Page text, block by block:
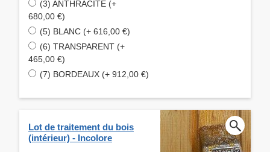
(3) ANTHRACITE (+
680,00 €)
(5) BLANC (+ 616,00 €)
(6) TRANSPARENT (+
465,00 €)
(7) BORDEAUX (+ 912,00 €)
Lot de traitement du bois
(intérieur) - Incolore